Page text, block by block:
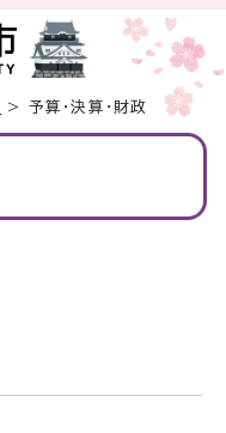
> 予算・決算・財政